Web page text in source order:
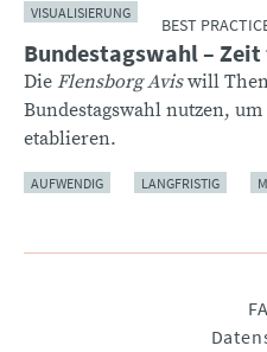
VISUALISIERUNG
BEST
Bundestagswahl – Zeit
Die Flensborg Aviswill
Bundestagswahl nutzen,
etablieren.
AUFWENDIG LANGFRISTIG